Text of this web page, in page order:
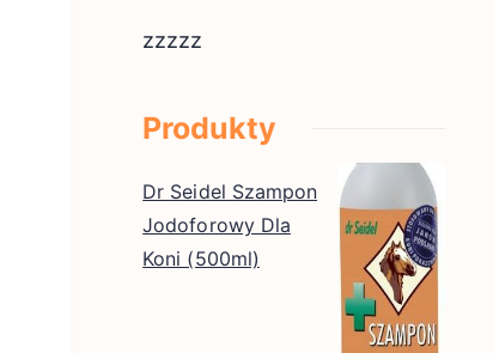
zzzzz
Produkty
Dr Seidel Szampon
Jodoforowy Dla
Koni (500ml)